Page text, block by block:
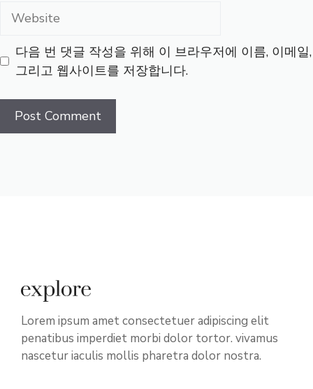
Website
다음 번 댓글 작성을 위해 이 브라우저에 이름, 이메일,
그리고 웹사이트를 저장합니다.
Lorem ipsum amet consectetuer adipiscing elit
penatibus imperdiet morbi dolor tortor. vivamus
nascetur iaculis mollis pharetra dolor nostra.